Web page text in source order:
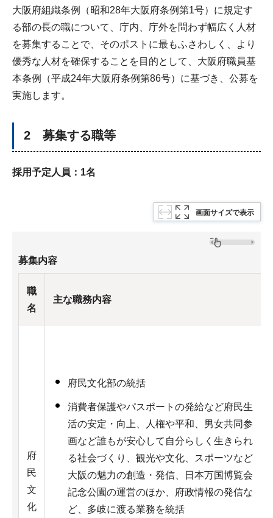
大阪府組織条例（昭和28年大阪府条例第1号）に規定す
る部の長の職について、庁内、庁外を問わず幅広く人材
を募集することで、そのポストに最もふさわしく、より
優秀な人材を確保することを目的として、大阪府職員基
本条例（平成24年大阪府条例第86号）に基づき、公募を
実施します。
2 募集する職等
採用予定人員：1名
画面サイズで表示
募集内容
職
名
主な職務内容
府
民
文
化
府民文化部の統括
消費者保護やパスポートの発給など府民生
活の安定・向上、人権や平和、男女共同参
画など誰もが安心して自分らしく生きられ
る社会づくり、観光や文化、スポーツなど
大阪の魅力の創造・発信、日本万国博覧会
記念公園の運営のほか、府政情報の発信な
ど、多岐に渡る業務を統括